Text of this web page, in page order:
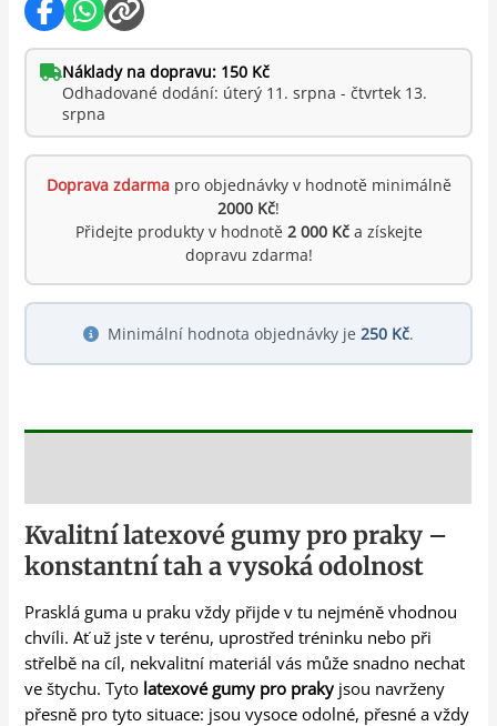
Náklady na dopravu: 150 Kč
Odhadované dodání: úterý 11. srpna - čtvrtek 13.
srpna
Doprava zdarmapro objednávky v hodnotě minimálně
2000 Kč!
Přidejte produkty v hodnotě 2 000 Kča získejte
dopravu zdarma!
Minimální hodnota objednávky je 250 Kč.
Kvalitní latexové gumy pro praky –
konstantní tah a vysoká odolnost
Prasklá guma u praku vždy přijde v tu nejméně vhodnou
chvíli. Ať už jste v terénu, uprostřed tréninku nebo při
střelbě na cíl, nekvalitní materiál vás může snadno nechat
ve štychu. Tyto latexové gumy pro praky jsou navrženy
přesně pro tyto situace: jsou vysoce odolné, přesné a vždy